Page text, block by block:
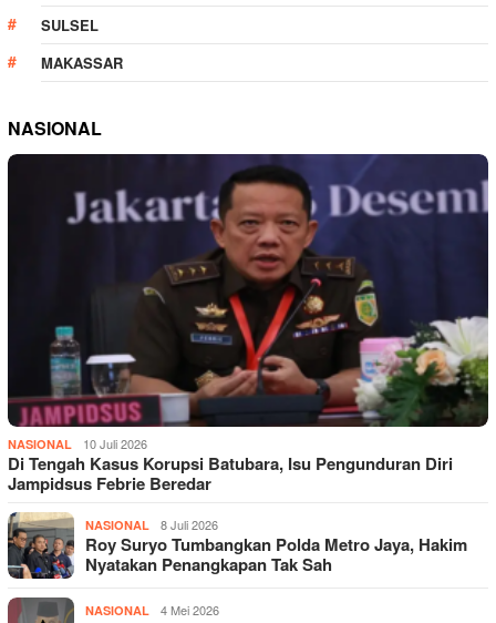
SULSEL
MAKASSAR
NASIONAL
NASIONAL 10 Juli 2026
Di Tengah Kasus Korupsi Batubara, Isu Pengunduran Diri
Jampidsus Febrie Beredar
NASIONAL 8 Juli 2026
Roy Suryo Tumbangkan Polda Metro Jaya, Hakim
Nyatakan Penangkapan Tak Sah
NASIONAL 4 Mei 2026